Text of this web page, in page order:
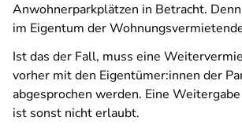
Anwohnerparkplätzen in Betracht.
im Eigentum der
Ist das der Fall, muss eine
vorher mit den Eigentümer:innen der
abgesprochen werden. Eine
ist sonst nicht erlaubt.